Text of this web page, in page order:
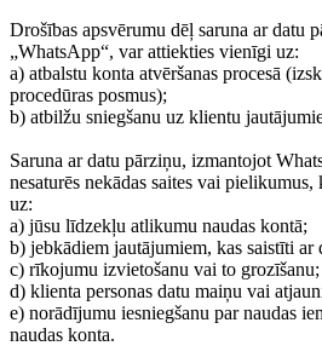
Drošības apsvērumu dēļ saruna ar datu
„WhatsApp“, var attiekties vienīgi uz:
a) atbalstu konta atvēršanas procesā
procedūras posmus);
b) atbilžu sniegšanu uz klientu
Saruna ar datu pārziņu, izmantojot
nesaturēs nekādas saites vai pielikumus,
uz:
a) jūsu līdzekļu atlikumu naudas kontā;
b) jebkādiem jautājumiem, kas saistīti
c) rīkojumu izvietošanu vai to grozīšanu;
d) klienta personas datu maiņu vai
e) norādījumu iesniegšanu par naudas
naudas konta.